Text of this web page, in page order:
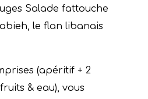
Salade fattouche
le flan libanais
(apéritif + 2
& eau), vous